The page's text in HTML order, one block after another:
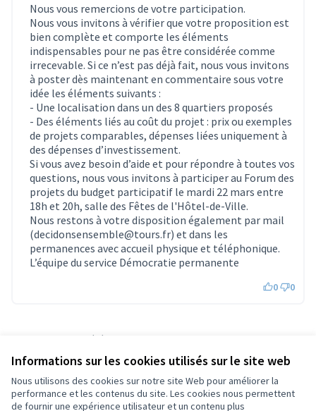
Informations sur les cookies utilisés sur le site web
Nous utilisons des cookies sur notre site Web pour améliorer la
performance et les contenus du site. Les cookies nous permettent
de fournir une expérience utilisateur et un contenu plus
Nous vous remercions de votre participation.
Nous vous invitons à vérifier que votre proposition est
bien complète et comporte les éléments
indispensables pour ne pas être considérée comme
irrecevable. Si ce n’est pas déjà fait, nous vous invitons
à poster dès maintenant en commentaire sous votre
idée les éléments suivants :
- Une localisation dans un des 8 quartiers proposés
- Des éléments liés au coût du projet : prix ou exemples
de projets comparables, dépenses liées uniquement à
des dépenses d’investissement.
Si vous avez besoin d’aide et pour répondre à toutes vos
questions, nous vous invitons à participer au Forum des
projets du budget participatif le mardi 22 mars entre
18h et 20h, salle des Fêtes de l'Hôtel-de-Ville.
Nous restons à votre disposition également par mail
(decidonsensemble@tours.fr) et dans les
permanences avec accueil physique et téléphonique.
L’équipe du service Démocratie permanente
0 0
Référence : tours-PROP-2022-02-40
Vérifiez l'empreinte numérique
Conditions d'utilisation